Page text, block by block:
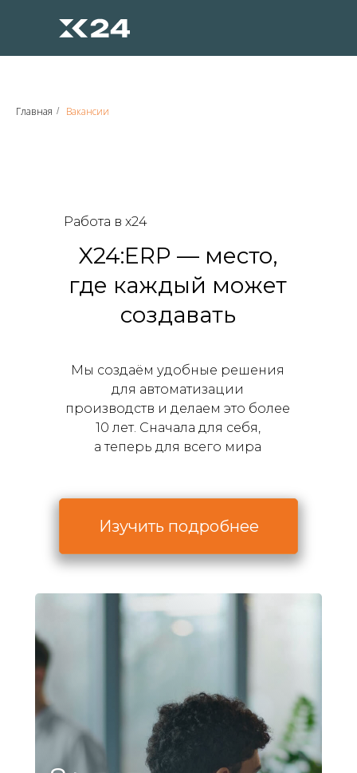
Главная / Вакансии
Изучить подробнее
Мы создаём удобные решения
для автоматизации
производств и делаем это более
10 лет. Сначала для себя,
а теперь для всего мира
Работа в x24
X24:ERP — место,
где каждый может
создавать